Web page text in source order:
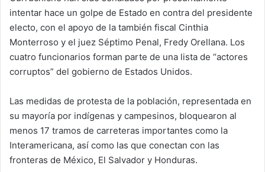
intentar hace un golpe de Estado en contra del presidente
electo, con el apoyo de la también fiscal Cinthia
Monterroso y el juez Séptimo Penal, Fredy Orellana. Los
cuatro funcionarios forman parte de una lista de “actores
corruptos” del gobierno de Estados Unidos.
Las medidas de protesta de la población, representada en
su mayoría por indígenas y campesinos, bloquearon al
menos 17 tramos de carreteras importantes como la
Interamericana, así como las que conectan con las
fronteras de México, El Salvador y Honduras.